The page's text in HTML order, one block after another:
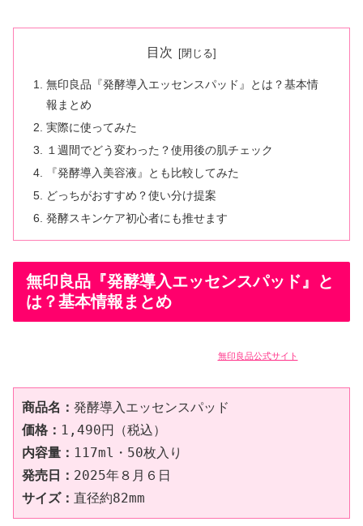
目次
無印良品『発酵導入エッセンスパッド』とは？基本情
報まとめ
実際に使ってみた
１週間でどう変わった？使用後の肌チェック
『発酵導入美容液』とも比較してみた
どっちがおすすめ？使い分け提案
発酵スキンケア初心者にも推せます
無印良品『発酵導入エッセンスパッド』と
は？基本情報まとめ
無印良品公式サイト
商品名： 発酵導入エッセンスパッド
価格： 1,490円（税込）
内容量： 117ml・50枚入り
発売日： 2025年８月６日
サイズ： 直径約82mm